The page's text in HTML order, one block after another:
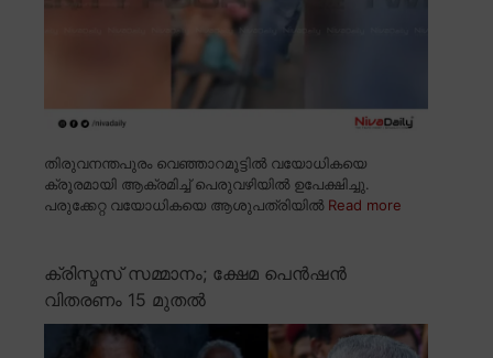
തിരുവനന്തപുരം വെഞ്ഞാറമൂട്ടിൽ വയോധികയെ
ക്രൂരമായി ആക്രമിച്ച് പെരുവഴിയിൽ ഉപേക്ഷിച്ചു.
പരുക്കേറ്റ വയോധികയെ ആശുപത്രിയിൽ Read more
ക്രിസ്മസ് സമ്മാനം; ക്ഷേമ പെൻഷൻ
വിതരണം 15 മുതൽ